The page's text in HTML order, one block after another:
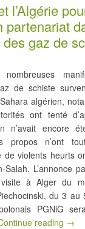
l’Algérie
partenariat
des gaz de
de schiste
algérien,
ont tenté
n’avait encore
propos n’ont
de violents heurts
L’annonce
à Alger du
du 3
PGNiG
reading →